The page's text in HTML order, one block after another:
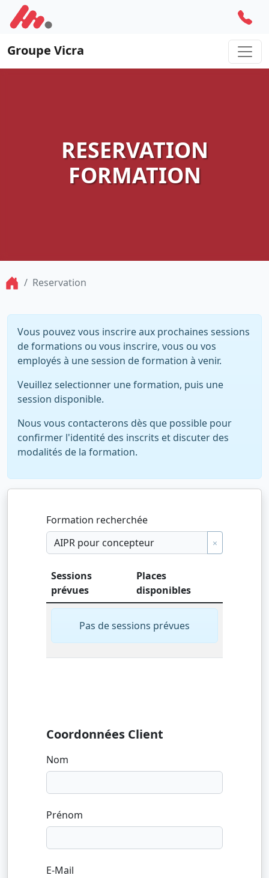
Groupe Vicra
RESERVATION
FORMATION
INSCRIVEZ-VOUS
Reservation
Vous pouvez vous inscrire aux prochaines sessions
de formations ou vous inscrire, vous ou vos
employés à une session de formation à venir.
Veuillez selectionner une formation, puis une
session disponible.
Nous vous contacterons dès que possible pour
confirmer l'identité des inscrits et discuter des
modalités de la formation.
Formation recherchée
×
Sessions
prévues
Places
disponibles
Pas de sessions prévues
Coordonnées Client
Nom
Prénom
E-Mail